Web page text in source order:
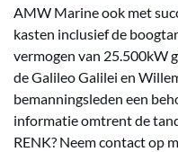
AMW Marineook met
kasten inclusiefde
vermogen van 25.500kW
deGalileoGalilei en
bemanningsleden een
informatie omtrent de
RENK? Neem contact op